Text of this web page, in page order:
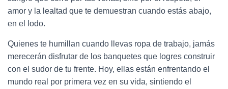
amor y la lealtad que te demuestran cuando estás abajo,
en el lodo.
Quienes te humillan cuando llevas ropa de trabajo, jamás
merecerán disfrutar de los banquetes que logres construir
con el sudor de tu frente. Hoy, ellas están enfrentando el
mundo real por primera vez en su vida, sintiendo el